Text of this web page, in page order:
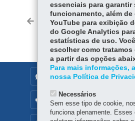
Voltar Início
DENUNCIE CORRUPÇÃO
OUVIDORIA
essenciais para garantir
funcionamento, além de
YouTube para exibição
do Google Analytics
estatísticas de uso.
escolher como tratamos
a partir das opções
Para mais informações,
nossa Política de
Necessários
Sem esse tipo de cookie,
funciona plenamente. Esses